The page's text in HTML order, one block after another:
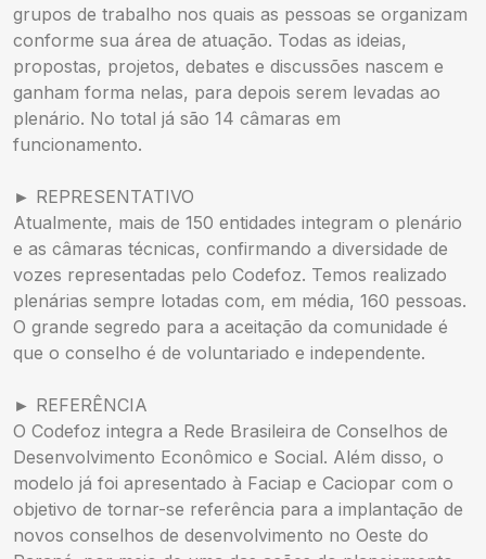
grupos de trabalho nos quais as pessoas se organizam
conforme sua área de atuação. Todas as ideias,
propostas, projetos, debates e discussões nascem e
ganham forma nelas, para depois serem levadas ao
plenário. No total já são 14 câmaras em
funcionamento.
► REPRESENTATIVO
Atualmente, mais de 150 entidades integram o plenário
e as câmaras técnicas, confirmando a diversidade de
vozes representadas pelo Codefoz. Temos realizado
plenárias sempre lotadas com, em média, 160 pessoas.
O grande segredo para a aceitação da comunidade é
que o conselho é de voluntariado e independente.
► REFERÊNCIA
O Codefoz integra a Rede Brasileira de Conselhos de
Desenvolvimento Econômico e Social. Além disso, o
modelo já foi apresentado à Faciap e Caciopar com o
objetivo de tornar-se referência para a implantação de
novos conselhos de desenvolvimento no Oeste do